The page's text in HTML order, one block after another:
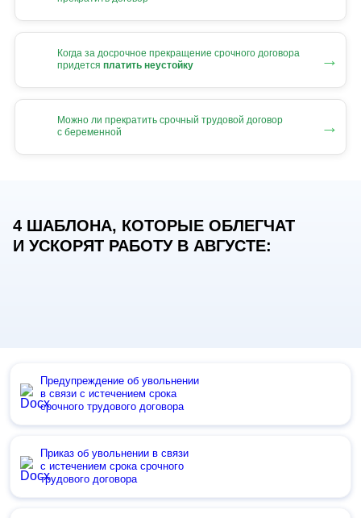
Когда за досрочное прекращение срочного договора
придется платить неустойку →
Можно ли прекратить срочный трудовой договор
с беременной
→
4 ШАБЛОНА, КОТОРЫЕ ОБЛЕГЧАТ
И УСКОРЯТ РАБОТУ В АВГУСТЕ:
Предупреждение об увольнении
в связи с истечением срока
срочного трудового договора
Приказ об увольнении в связи
с истечением срока срочного
трудового договора